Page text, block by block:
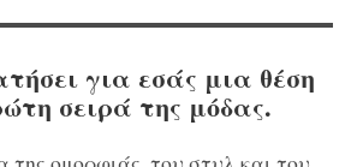
για εσάς μια θέση
σειρά της μόδας.